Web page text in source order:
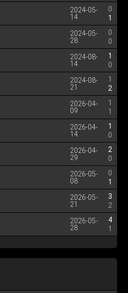
2024-05-
14
0
1
2024-05-
28
0
0
2024-08-
14
1
0
2024-08-
21
1
2
2026-04-
09
1
1
2026-04-
14
1
0
2026-04-
29
2
0
2026-05-
08
0
1
2026-05-
21
3
2
2026-05-
28
4
1